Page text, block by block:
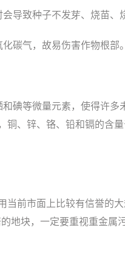
导致种子不发芽、烧苗、
碳气，故易伤害作物根部。
碘等微量元素，使得许多
铜、锌、铬、铅和镉的含
当前市面上比较有信誉的
地块，一定要重视重金属